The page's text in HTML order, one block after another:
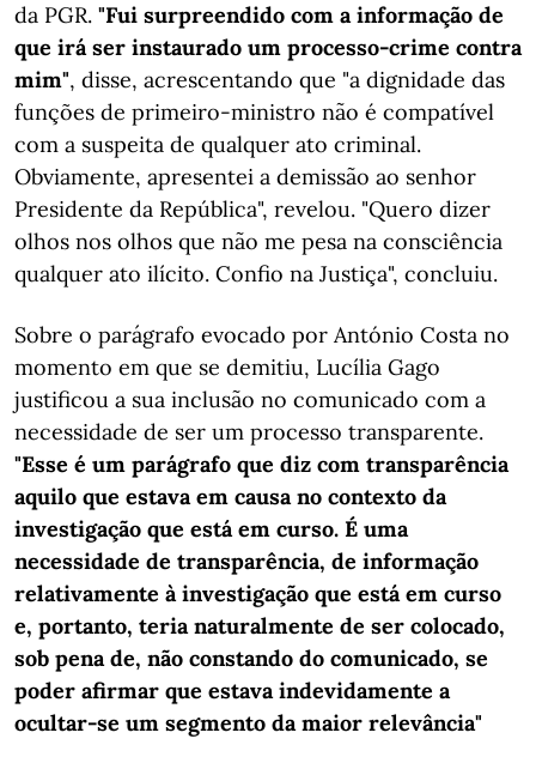
da PGR. "Fui surpreendido com a informação de
que irá ser instaurado um processo-crime contra
mim", disse, acrescentando que "a dignidade das
funções de primeiro-ministro não é compatível
com a suspeita de qualquer ato criminal.
Obviamente, apresentei a demissão ao senhor
Presidente da República", revelou. "Quero dizer
olhos nos olhos que não me pesa na consciência
qualquer ato ilícito. Confio na Justiça", concluiu.
Sobre o parágrafo evocado por António Costa no
momento em que se demitiu, Lucília Gago
justificou a sua inclusão no comunicado com a
necessidade de ser um processo transparente.
"Esse é um parágrafo que diz com transparência
aquilo que estava em causa no contexto da
investigação que está em curso. É uma
necessidade de transparência, de informação
relativamente à investigação que está em curso
e, portanto, teria naturalmente de ser colocado,
sob pena de, não constando do comunicado, se
poder afirmar que estava indevidamente a
ocultar-se um segmento da maior relevância"